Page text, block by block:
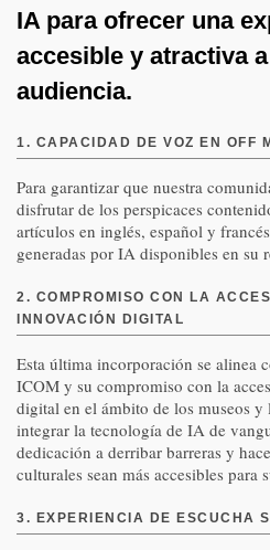
IA para ofrecer una
accesible y atractiva
audiencia.
1. CAPACIDAD DE VOZ EN OFF
Para garantizar que nuestra
disfrutar de los perspicaces
artículos en inglés, español y
generadas por IA disponibles en su
2. COMPROMISO CON LA
INNOVACIÓN DIGITAL
Esta última incorporación se alinea
ICOM y su compromiso con la
digital en el ámbito de los museos
integrar la tecnología de IA de
dedicación a derribar barreras y
culturales sean más accesibles para
3. EXPERIENCIA DE ESCUCHA